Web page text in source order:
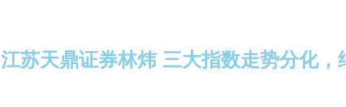
江苏天鼎证券林炜 三大指数走势分化，